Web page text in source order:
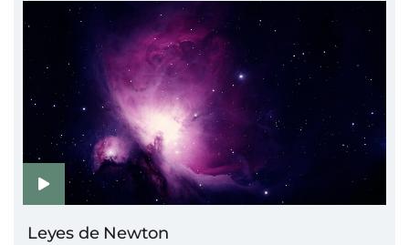
Leyes de Newton